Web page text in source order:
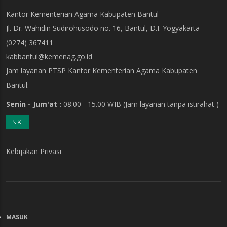
Kantor Kementerian Agama Kabupaten Bantul
Jl. Dr. Wahidin Sudirohusodo no. 16, Bantul, D.I. Yogyakarta
(0274) 367411
kabbantul@kemenag.go.id
Jam layanan PTSP Kantor Kementerian Agama Kabupaten
Bantul:
Senin - Jum'at : 08.00 - 15.00 WIB (Jam layanan tanpa istirahat )
LINK
Kebijakan Privasi
MENU
MASUK